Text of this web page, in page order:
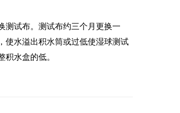
测试布。测试布约三个月更换一
使水溢出积水筒或过低使湿球测试
水盒的低。